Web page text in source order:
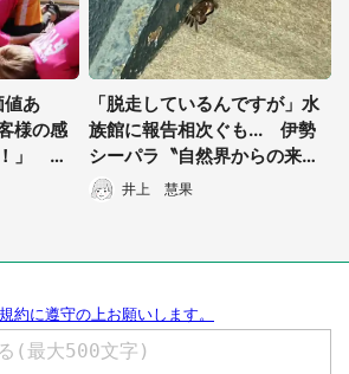
あ
様の感
」 桂
場で発
」に大
「脱走しているんですが」水
族館に報告相次ぐも... 伊勢
シーパラ〝自然界からの来館
者〟紹介に1万人驚がく
井上 慧果